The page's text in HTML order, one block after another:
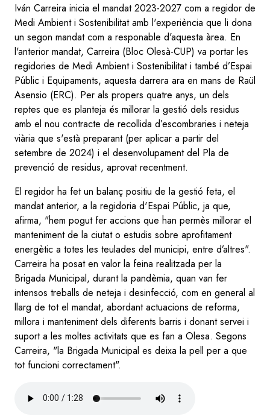
Iván Carreira inicia el mandat 2023-2027 com a regidor de
Medi Ambient i Sostenibilitat amb l'experiència que li dona
un segon mandat com a responable d'aquesta àrea. En
l'anterior mandat, Carreira (Bloc Olesà-CUP) va portar les
regidories de Medi Ambient i Sostenibilitat i també d’Espai
Públic i Equipaments, aquesta darrera ara en mans de Raül
Asensio (ERC). Per als propers quatre anys, un dels
reptes que es planteja és millorar la gestió dels residus
amb el nou contracte de recollida d’escombraries i neteja
viària que s'està preparant (per aplicar a partir del
setembre de 2024) i el desenvolupament del Pla de
prevenció de residus, aprovat recentment.
El regidor ha fet un balanç positiu de la gestió feta, el
mandat anterior, a la regidoria d'Espai Públic, ja que,
afirma, "hem pogut fer accions que han permès millorar el
manteniment de la ciutat o estudis sobre aprofitament
energètic a totes les teulades del municipi, entre d’altres".
Carreira ha posat en valor la feina realitzada per la
Brigada Municipal, durant la pandèmia, quan van fer
intensos treballs de neteja i desinfecció, com en general al
llarg de tot el mandat, abordant actuacions de reforma,
millora i manteniment dels diferents barris i donant servei i
suport a les moltes activitats que es fan a Olesa. Segons
Carreira, "la Brigada Municipal es deixa la pell per a que
tot funcioni correctament".